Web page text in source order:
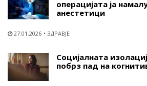
операцијата ја
анестетици
27.01.2026 ЗДРАВЈЕ
Социјалната
побрз пад на